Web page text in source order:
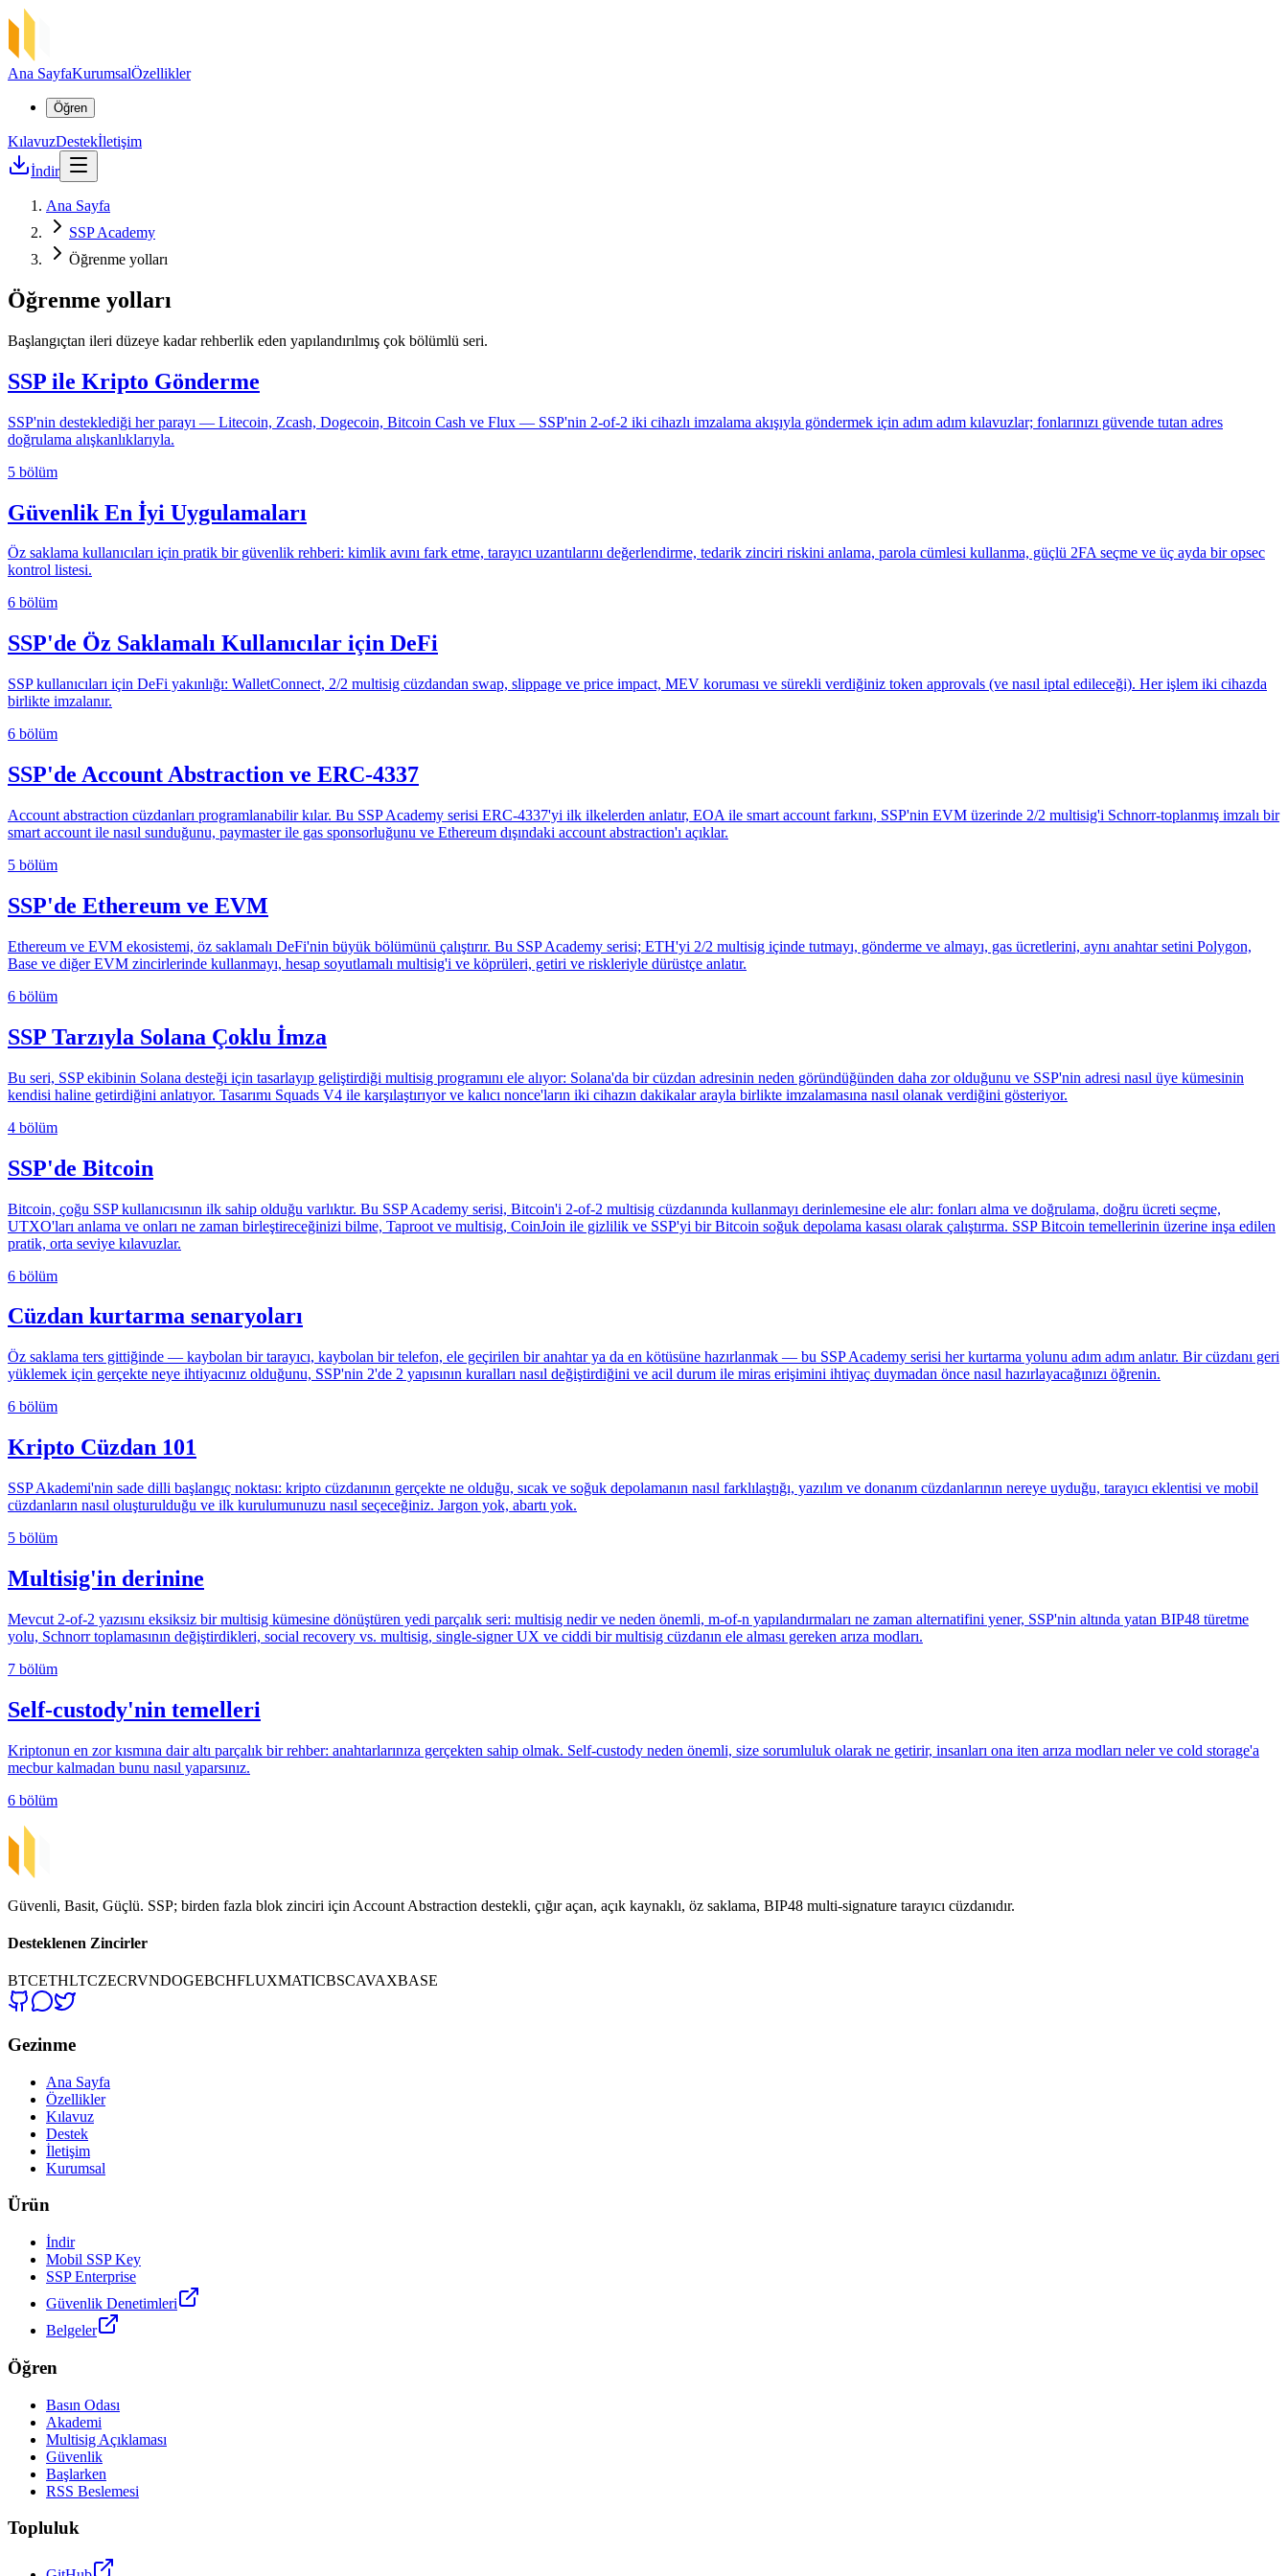
Ana SayfaKurumsalÖzellikler
Öğren
KılavuzDestekİletişim
İndir
Ana Sayfa
SSP Academy
Öğrenme yolları
Öğrenme yolları
Başlangıçtan ileri düzeye kadar rehberlik eden yapılandırılmış çok bölümlü seri.
SSP ile Kripto Gönderme
SSP'nin desteklediği her parayı — Litecoin, Zcash, Dogecoin, Bitcoin Cash ve Flux — SSP'nin 2-of-2 iki cihazlı imzalama akışıyla göndermek için adım adım kılavuzlar; fonlarınızı güvende tutan adres
doğrulama alışkanlıklarıyla.
5 bölüm
Güvenlik En İyi Uygulamaları
Öz saklama kullanıcıları için pratik bir güvenlik rehberi: kimlik avını fark etme, tarayıcı uzantılarını değerlendirme, tedarik zinciri riskini anlama, parola cümlesi kullanma, güçlü 2FA seçme ve üç ayda bir opsec
kontrol listesi.
6 bölüm
SSP'de Öz Saklamalı Kullanıcılar için DeFi
SSP kullanıcıları için DeFi yakınlığı: WalletConnect, 2/2 multisig cüzdandan swap, slippage ve price impact, MEV koruması ve sürekli verdiğiniz token approvals (ve nasıl iptal edileceği). Her işlem iki cihazda
birlikte imzalanır.
6 bölüm
SSP'de Account Abstraction ve ERC-4337
Account abstraction cüzdanları programlanabilir kılar. Bu SSP Academy serisi ERC-4337'yi ilk ilkelerden anlatır, EOA ile smart account farkını, SSP'nin EVM üzerinde 2/2 multisig'i Schnorr-toplanmış imzalı bir
smart account ile nasıl sunduğunu, paymaster ile gas sponsorluğunu ve Ethereum dışındaki account abstraction'ı açıklar.
5 bölüm
SSP'de Ethereum ve EVM
Ethereum ve EVM ekosistemi, öz saklamalı DeFi'nin büyük bölümünü çalıştırır. Bu SSP Academy serisi; ETH'yi 2/2 multisig içinde tutmayı, gönderme ve almayı, gas ücretlerini, aynı anahtar setini Polygon,
Base ve diğer EVM zincirlerinde kullanmayı, hesap soyutlamalı multisig'i ve köprüleri, getiri ve riskleriyle dürüstçe anlatır.
6 bölüm
SSP Tarzıyla Solana Çoklu İmza
Bu seri, SSP ekibinin Solana desteği için tasarlayıp geliştirdiği multisig programını ele alıyor: Solana'da bir cüzdan adresinin neden göründüğünden daha zor olduğunu ve SSP'nin adresi nasıl üye kümesinin
kendisi haline getirdiğini anlatıyor. Tasarımı Squads V4 ile karşılaştırıyor ve kalıcı nonce'ların iki cihazın dakikalar arayla birlikte imzalamasına nasıl olanak verdiğini gösteriyor.
4 bölüm
SSP'de Bitcoin
Bitcoin, çoğu SSP kullanıcısının ilk sahip olduğu varlıktır. Bu SSP Academy serisi, Bitcoin'i 2-of-2 multisig cüzdanında kullanmayı derinlemesine ele alır: fonları alma ve doğrulama, doğru ücreti seçme,
UTXO'ları anlama ve onları ne zaman birleştireceğinizi bilme, Taproot ve multisig, CoinJoin ile gizlilik ve SSP'yi bir Bitcoin soğuk depolama kasası olarak çalıştırma. SSP Bitcoin temellerinin üzerine inşa edilen
pratik, orta seviye kılavuzlar.
6 bölüm
Cüzdan kurtarma senaryoları
Öz saklama ters gittiğinde — kaybolan bir tarayıcı, kaybolan bir telefon, ele geçirilen bir anahtar ya da en kötüsüne hazırlanmak — bu SSP Academy serisi her kurtarma yolunu adım adım anlatır. Bir cüzdanı geri
yüklemek için gerçekte neye ihtiyacınız olduğunu, SSP'nin 2'de 2 yapısının kuralları nasıl değiştirdiğini ve acil durum ile miras erişimini ihtiyaç duymadan önce nasıl hazırlayacağınızı öğrenin.
6 bölüm
Kripto Cüzdan 101
SSP Akademi'nin sade dilli başlangıç noktası: kripto cüzdanının gerçekte ne olduğu, sıcak ve soğuk depolamanın nasıl farklılaştığı, yazılım ve donanım cüzdanlarının nereye uyduğu, tarayıcı eklentisi ve mobil
cüzdanların nasıl oluşturulduğu ve ilk kurulumunuzu nasıl seçeceğiniz. Jargon yok, abartı yok.
5 bölüm
Multisig'in derinine
Mevcut 2-of-2 yazısını eksiksiz bir multisig kümesine dönüştüren yedi parçalık seri: multisig nedir ve neden önemli, m-of-n yapılandırmaları ne zaman alternatifini yener, SSP'nin altında yatan BIP48 türetme
yolu, Schnorr toplamasının değiştirdikleri, social recovery vs. multisig, single-signer UX ve ciddi bir multisig cüzdanın ele alması gereken arıza modları.
7 bölüm
Self-custody'nin temelleri
Kriptonun en zor kısmına dair altı parçalık bir rehber: anahtarlarınıza gerçekten sahip olmak. Self-custody neden önemli, size sorumluluk olarak ne getirir, insanları ona iten arıza modları neler ve cold storage'a
mecbur kalmadan bunu nasıl yaparsınız.
6 bölüm
Güvenli, Basit, Güçlü. SSP; birden fazla blok zinciri için Account Abstraction destekli, çığır açan, açık kaynaklı, öz saklama, BIP48 multi-signature tarayıcı cüzdanıdır.
Desteklenen Zincirler
BTCETHLTCZECRVNDOGEBCHFLUXMATICBSCAVAXBASE
Gezinme
Ana Sayfa
Özellikler
Kılavuz
Destek
İletişim
Kurumsal
Ürün
İndir
Mobil SSP Key
SSP Enterprise
Güvenlik Denetimleri
Belgeler
Öğren
Basın Odası
Akademi
Multisig Açıklaması
Güvenlik
Başlarken
RSS Beslemesi
Topluluk